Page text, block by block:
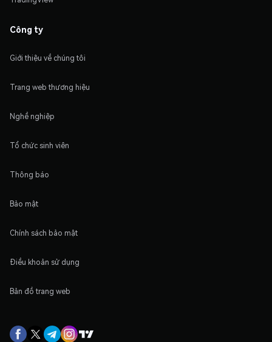
Công ty
Giới thiệu về chúng tôi
Trang web thương hiệu
Nghề nghiệp
Tổ chức sinh viên
Thông báo
Bảo mật
Chính sách bảo mật
Điều khoản sử dụng
Bản đồ trang web